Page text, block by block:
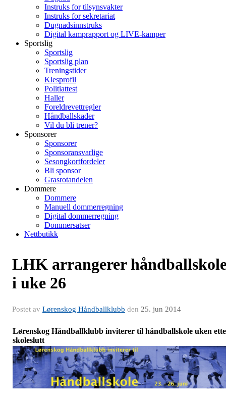
Instruks for tilsynsvakter
Instruks for sekretariat
Dugnadsinnstruks
Digital kamprapport og LIVE-kamper
Sportslig
Sportslig
Sportslig plan
Treningstider
Klesprofil
Politiattest
Haller
Foreldrevettregler
Håndballskader
Vil du bli trener?
Sponsorer
Sponsorer
Sponsoransvarlige
Sesongkortfordeler
Bli sponsor
Grasrotandelen
Dommere
Dommere
Manuell dommerregning
Digital dommerregning
Dommersatser
Nettbutikk
LHK arrangerer
i uke 26
Postet av Lørenskog Håndballklubb den 25. jun 2014
Lørenskog Håndballklubb inviterer til håndballskole uken
skoleslutt